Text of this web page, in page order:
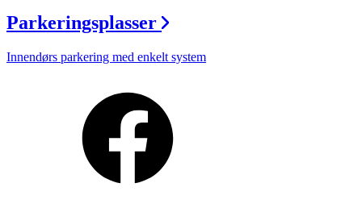
Parkeringsplasser
Innendørs parkering med enkelt system